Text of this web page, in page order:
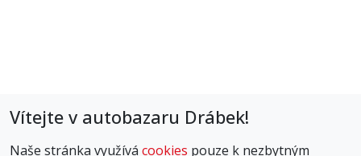
KDE NÁS NAJDETE
Vítejte v autobazaru Drábek!
Naše stránka využívá cookies pouze k nezbytným